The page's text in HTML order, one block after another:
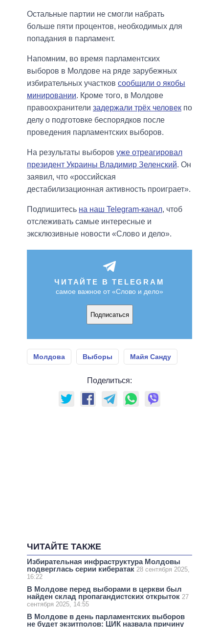
Остальные партии не смогли набрать
больше пяти процентов, необходимых для
попадания в парламент.
Напомним, во время парламентских
выборов в Молдове на ряде зарубежных
избирательных участков сообщили о якобы
минировании. Кроме того, в Молдове
правоохранители задержали трёх человек по
делу о подготовке беспорядков после
проведения парламентских выборов.
На результаты выборов уже отреагировал
президент Украины Владимир Зеленский. Он
заявил, что «российская
дестабилизационная активность проиграет».
Подпишитесь на наш Telegram-канал, чтоб
отслеживать самые интересные и
эксклюзивные новости «Слово и дело».
ЧИТАЙТЕ В TELEGRAM
самое важное от «Слово и дело»
Подписаться
Молдова Выборы Майя Санду
Поделиться:
ЧИТАЙТЕ ТАКЖЕ
Избирательная инфраструктура Молдовы
подверглась серии кибератак 28 сентября 2025,
16:22
В Молдове перед выборами в церкви был
найден склад пропагандистских открыток 27
сентября 2025, 14:55
В Молдове в день парламентских выборов
не будет экзитполов: ЦИК назвала причину